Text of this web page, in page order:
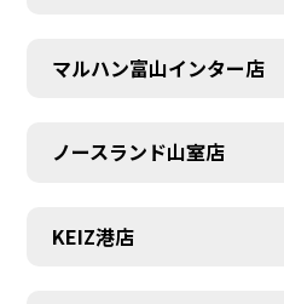
マルハン富山インター店
ノースランド山室店
KEIZ港店